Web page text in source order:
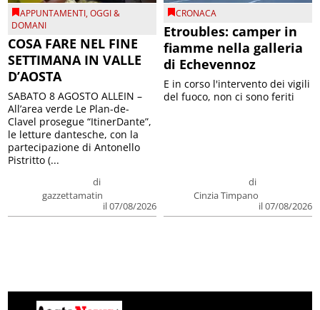
APPUNTAMENTI,OGGI &
DOMANI
COSA FARE NEL FINE
SETTIMANA IN VALLE
D’AOSTA
di
gazzettamatin
il 07/08/2026
SABATO 8 AGOSTO ALLEIN –
All’area verde Le Plan-de-
Clavel prosegue “ItinerDante”,
le letture dantesche, con la
partecipazione di Antonello
Pistritto (...
CRONACA
Etroubles: camper in
fiamme nella galleria
di Echevennoz
di
Cinzia Timpano
il 07/08/2026
E in corso l'intervento dei vigili
del fuoco, non ci sono feriti